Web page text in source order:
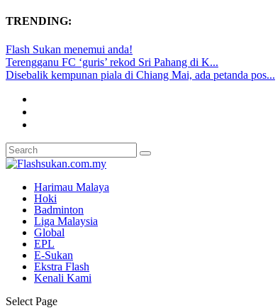
TRENDING:
Flash Sukan menemui anda!
Terengganu FC ‘guris’ rekod Sri Pahang di K...
Disebalik kempunan piala di Chiang Mai, ada petanda pos...
Harimau Malaya
Hoki
Badminton
Liga Malaysia
Global
EPL
E-Sukan
Ekstra Flash
Kenali Kami
Select Page